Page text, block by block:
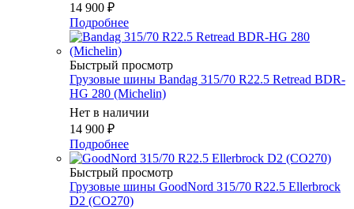
14 900 ₽
Подробнее
Быстрый просмотр
Грузовые шины Bandag 315/70 R22.5 Retread BDR-
HG 280 (Michelin)
Нет в наличии
14 900 ₽
Подробнее
Быстрый просмотр
Грузовые шины GoodNord 315/70 R22.5 Ellerbrock
D2 (CO270)